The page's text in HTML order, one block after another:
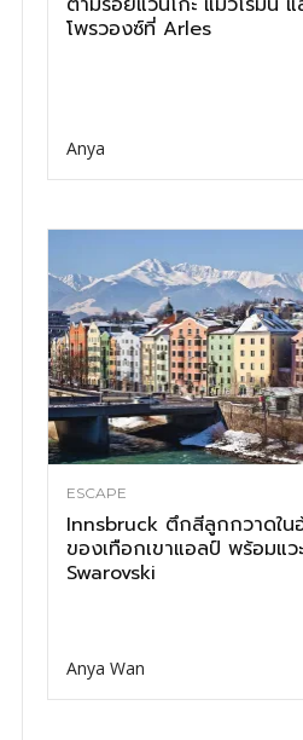
โพรวองซ์ที่ Arles
Anya
ESCAPE
Innsbruck ตึกสีลูกกวาดใ
ของเทือกเขาแอลป์ พร้อมแ
Swarovski
Anya Wan